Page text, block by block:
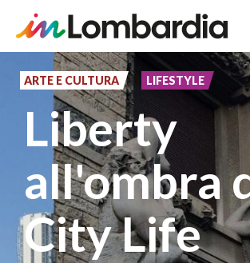
contenuto
principale
ARTE E CULTURA LIFESTYLE
Liberty
all'ombra
City Life